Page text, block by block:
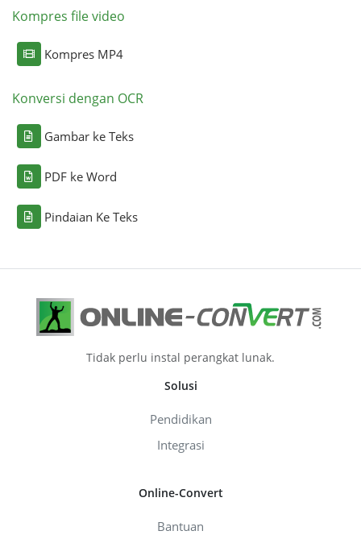
Kompres file video
Kompres MP4
Konversi dengan OCR
Gambar ke Teks
PDF ke Word
Pindaian Ke Teks
Tidak perlu instal perangkat lunak.
Solusi
Pendidikan
Integrasi
Online-Convert
Bantuan